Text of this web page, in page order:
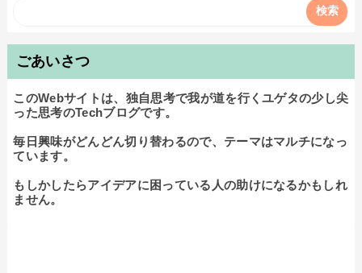
ごあいさつ
このWebサイトは、独自思考で我が道を行くユゲタの少し尖
った思考のTechブログです。
毎日興味がどんどん切り替わるので、テーマはマルチになっ
ています。
もしかしたらアイデアに困っている人の助けになるかもしれ
ません。